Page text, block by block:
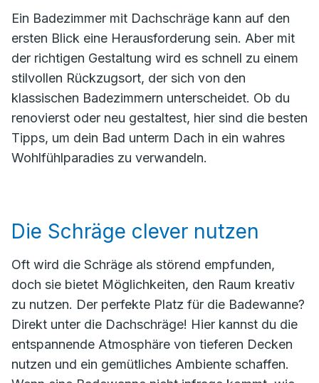
Ein Badezimmer mit Dachschräge kann auf den
ersten Blick eine Herausforderung sein. Aber mit
der richtigen Gestaltung wird es schnell zu einem
stilvollen Rückzugsort, der sich von den
klassischen Badezimmern unterscheidet. Ob du
renovierst oder neu gestaltest, hier sind die besten
Tipps, um dein Bad unterm Dach in ein wahres
Wohlfühlparadies zu verwandeln.
Die Schräge clever nutzen
Oft wird die Schräge als störend empfunden,
doch sie bietet Möglichkeiten, den Raum kreativ
zu nutzen. Der perfekte Platz für die Badewanne?
Direkt unter die Dachschräge! Hier kannst du die
entspannende Atmosphäre von tieferen Decken
nutzen und ein gemütliches Ambiente schaffen.